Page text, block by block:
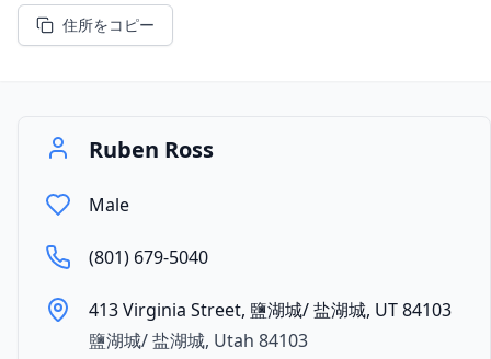
住所をコピー
Ruben Ross
Male
(801) 679-5040
413 Virginia Street, 鹽湖城/ 盐湖城, UT 84103
鹽湖城/ 盐湖城, Utah 84103